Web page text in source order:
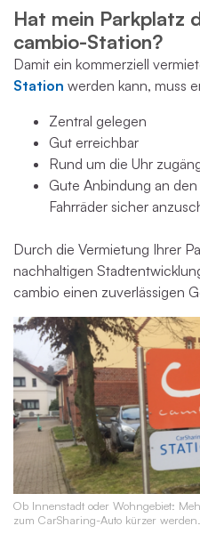
Hat mein Parkplatz
cambio-Station?
Damit ein kommerziell
Station werden kann, muss
Zentral gelegen
Gut erreichbar
Rund um die Uhr
Gute Anbindung an
Fahrräder sicher
Durch die Vermietung Ihrer
nachhaltigen
cambio einen zuverlässigen
Ob Innenstadt oder Wohngebiet:
zum CarSharing-Auto kürzer werden.